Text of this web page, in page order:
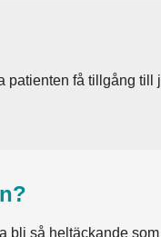
få tillgång
bli så heltäckande